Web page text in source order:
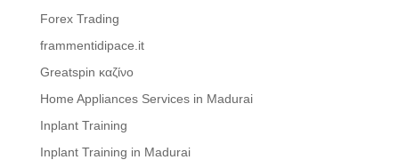
Forex Trading
frammentidipace.it
Greatspin καζίνο
Home Appliances Services in Madurai
Inplant Training
Inplant Training in Madurai